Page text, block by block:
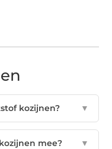
kozijnen? ▼
mee? ▼